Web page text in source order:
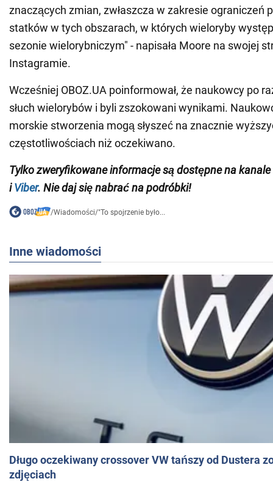
znaczących zmian, zwłaszcza w zakresie ograniczeń
statków w tych obszarach, w których wieloryby
sezonie wielorybniczym" - napisała Moore na swojej
Instagramie.
Wcześniej OBOZ.UA poinformował, że naukowcy po
słuch wielorybów i byli zszokowani wynikami.
morskie stworzenia mogą słyszeć na znacznie
częstotliwościach niż oczekiwano.
Tylko zweryfikowane informacje są dostępne nakanale
iViber. Nie daj się nabrać na podróbki!
/Wiadomości/"To spojrzenie było...
Inne wiadomości
Długo oczekiwany crossover VW tańszy od Dustera
zdjęciach